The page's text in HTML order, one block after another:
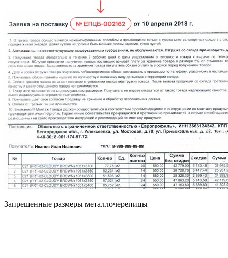
Запрещенные размеры металлочерепицы